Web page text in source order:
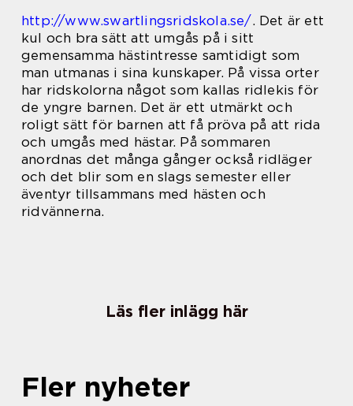
http://www.swartlingsridskola.se/. Det är ett
kul och bra sätt att umgås på i sitt
gemensamma hästintresse samtidigt som
man utmanas i sina kunskaper. På vissa orter
har ridskolorna något som kallas ridlekis för
de yngre barnen. Det är ett utmärkt och
roligt sätt för barnen att få pröva på att rida
och umgås med hästar. På sommaren
anordnas det många gånger också ridläger
och det blir som en slags semester eller
äventyr tillsammans med hästen och
ridvännerna.
Läs fler inlägg här
Fler nyheter